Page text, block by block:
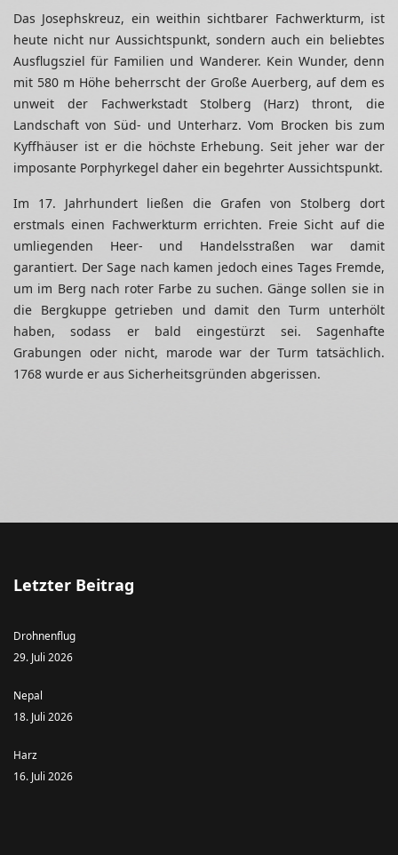
Das Josephskreuz, ein weithin sichtbarer Fachwerkturm, ist
heute nicht nur Aussichtspunkt, sondern auch ein beliebtes
Ausflugsziel für Familien und Wanderer. Kein Wunder, denn
mit 580 m Höhe beherrscht der Große Auerberg, auf dem es
unweit der Fachwerkstadt Stolberg (Harz) thront, die
Landschaft von Süd- und Unterharz. Vom Brocken bis zum
Kyffhäuser ist er die höchste Erhebung. Seit jeher war der
imposante Porphyrkegel daher ein begehrter Aussichtspunkt.
Im 17. Jahrhundert ließen die Grafen von Stolberg dort
erstmals einen Fachwerkturm errichten. Freie Sicht auf die
umliegenden Heer- und Handelsstraßen war damit
garantiert. Der Sage nach kamen jedoch eines Tages Fremde,
um im Berg nach roter Farbe zu suchen. Gänge sollen sie in
die Bergkuppe getrieben und damit den Turm unterhölt
haben, sodass er bald eingestürzt sei. Sagenhafte
Grabungen oder nicht, marode war der Turm tatsächlich.
1768 wurde er aus Sicherheitsgründen abgerissen.
Letzter Beitrag
Drohnenflug
29. Juli 2026
Nepal
18. Juli 2026
Harz
16. Juli 2026